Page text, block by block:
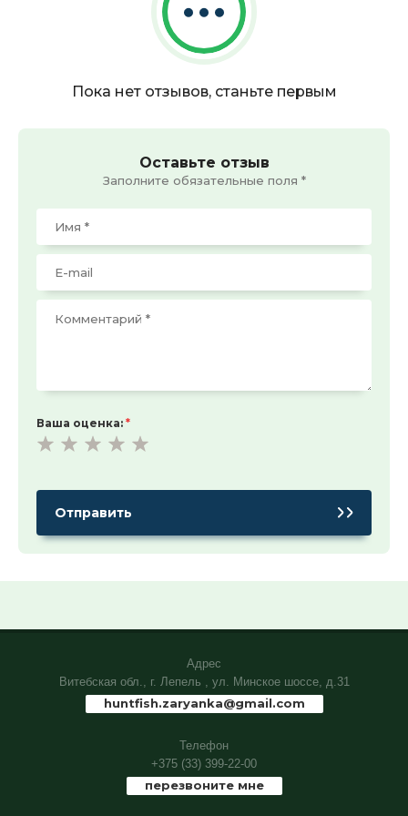
Пока нет отзывов, станьте первым
Оставьте отзыв
Заполните обязательные поля *
Ваша оценка: *
Адрес
Витебская обл., г. Лепель , ул. Минское шоссе, д.31
huntfish.zaryanka@gmail.com
Телефон
+375 (33) 399-22-00
перезвоните мне